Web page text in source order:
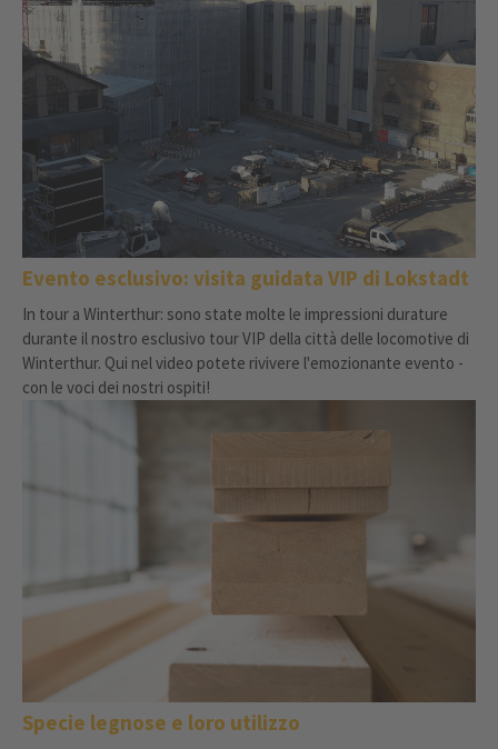
affascinanti intuizioni per i progetti futuri. In questo articolo
scoprirete tutto su questo progetto dal cuore speciale.
Evento esclusivo: visita guidata VIP di Lokstadt
In tour a Winterthur: sono state molte le impressioni durature
durante il nostro esclusivo tour VIP della città delle locomotive di
Winterthur. Qui nel video potete rivivere l'emozionante evento -
con le voci dei nostri ospiti!
Specie legnose e loro utilizzo